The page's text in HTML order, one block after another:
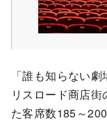
「誰も知らない
リスロード商店
た客席数185～